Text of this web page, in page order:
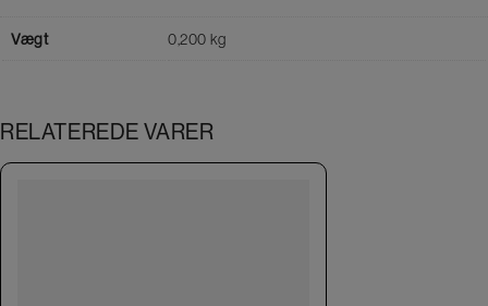
Vægt 0,200 kg
RELATEREDE VARER